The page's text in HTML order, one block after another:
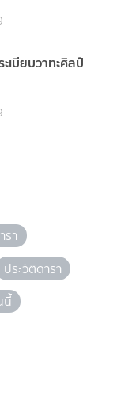
เบียบวาทะศิลป์
รา
ประวัติดารา
นี้